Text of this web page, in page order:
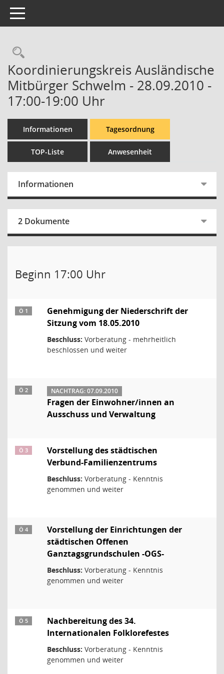
Toggle navigation
Rechercheauswahl
Koordinierungskreis Ausländische
Mitbürger Schwelm - 28.09.2010 -
17:00-19:00 Uhr
Informationen Tagesordnung
TOP-Liste Anwesenheit
Informationen
2 Dokumente
Beginn 17:00 Uhr
Ö 1
Genehmigung der Niederschrift der
Sitzung vom 18.05.2010
Beschluss: Vorberatung - mehrheitlich
beschlossen und weiter
Ö 2 NACHTRAG: 07.09.2010
Fragen der Einwohner/innen an
Ausschuss und Verwaltung
Ö 3
Vorstellung des städtischen
Verbund-Familienzentrums
Beschluss: Vorberatung - Kenntnis
genommen und weiter
Ö 4
Vorstellung der Einrichtungen der
städtischen Offenen
Ganztagsgrundschulen -OGS-
Beschluss: Vorberatung - Kenntnis
genommen und weiter
Ö 5
Nachbereitung des 34.
Internationalen Folklorefestes
Beschluss: Vorberatung - Kenntnis
genommen und weiter